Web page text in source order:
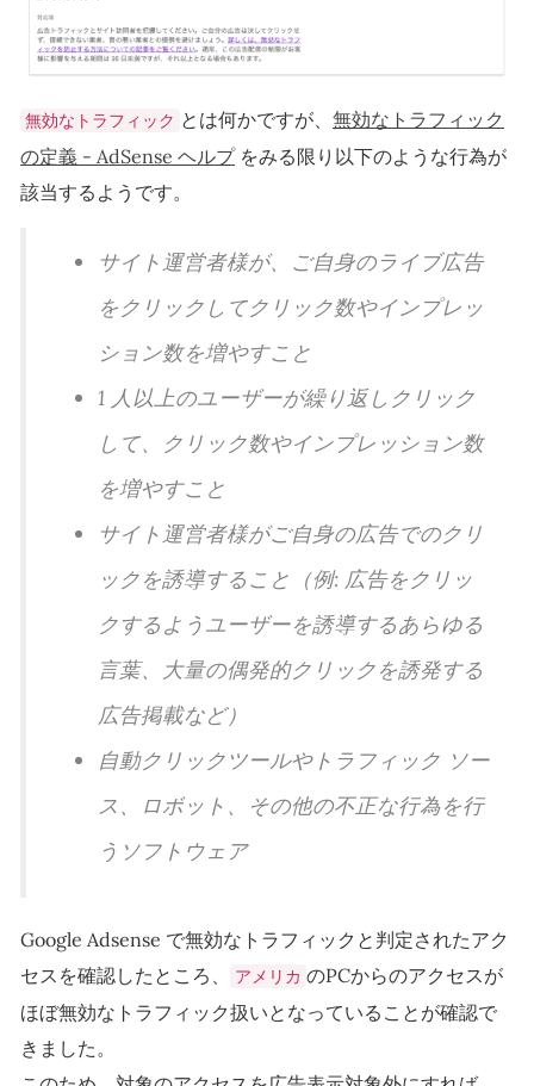
無効なトラフィック とは何かですが、 無効なトラフィック
の定義 - AdSense ヘルプをみる限り以下のような行為が
該当するようです。
サイト運営者様が、ご自身のライブ広告
をクリックしてクリック数やインプレッ
ション数を増やすこと
1 人以上のユーザーが繰り返しクリック
して、クリック数やインプレッション数
を増やすこと
サイト運営者様がご自身の広告でのクリ
ックを誘導すること（例: 広告をクリッ
クするようユーザーを誘導するあらゆる
言葉、大量の偶発的クリックを誘発する
広告掲載など）
自動クリックツールやトラフィック ソー
ス、ロボット、その他の不正な行為を行
うソフトウェア
Google Adsense で無効なトラフィックと判定されたアク
セスを確認したところ、
アメリカ のPCからのアクセスが
ほぼ無効なトラフィック扱いとなっていることが確認で
きました。